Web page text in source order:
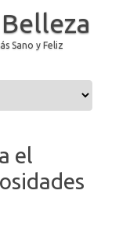
Sano y Feliz
el